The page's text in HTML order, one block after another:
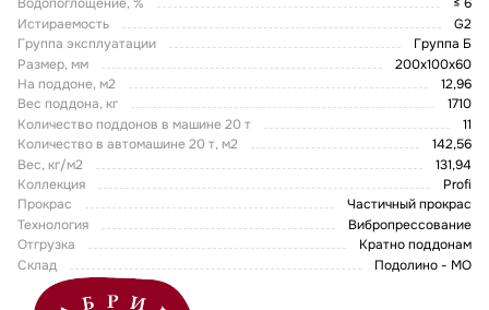
Водопоглощение, %
≤ 6
Истираемость
G2
Группа эксплуатации
Группа Б
Размер, мм
200х100х60
На поддоне, м2
12,96
Вес поддона, кг
1710
Количество поддонов в машине 20 т
11
Количество в автомашине 20 т, м2
142,56
Вес, кг/м2
131,94
Коллекция
Profi
Прокрас
Частичный прокрас
Технология
Вибропрессование
Отгрузка
Кратно поддонам
Склад
Подолино - МО